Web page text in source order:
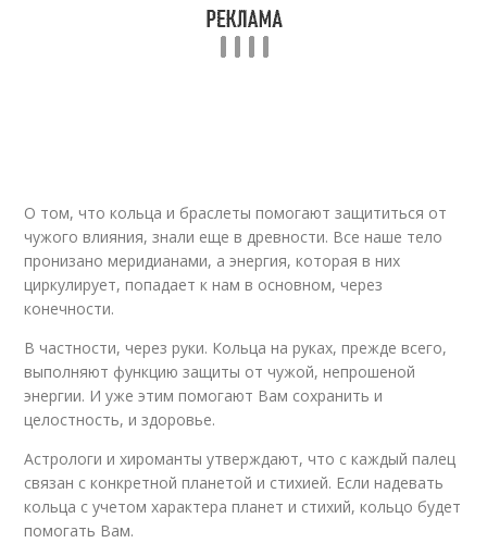
О том, что кольца и браслеты помогают защититься от
чужого влияния, знали еще в древности. Все наше тело
пронизано меридианами, а энергия, которая в них
циркулирует, попадает к нам в основном, через
конечности.
В частности, через руки. Кольца на руках, прежде всего,
выполняют функцию защиты от чужой, непрошеной
энергии. И уже этим помогают Вам сохранить и
целостность, и здоровье.
Астрологи и хироманты утверждают, что с каждый палец
связан с конкретной планетой и стихией. Если надевать
кольца с учетом характера планет и стихий, кольцо будет
помогать Вам.